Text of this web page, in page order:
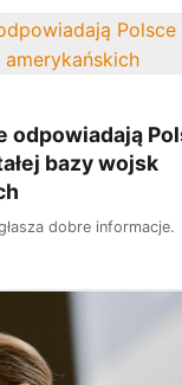
odpowiadają
bazy wojsk
dobre informacje.